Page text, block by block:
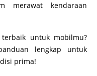
merawat kendaraan
untuk mobilmu?
lengkap untuk
prima!